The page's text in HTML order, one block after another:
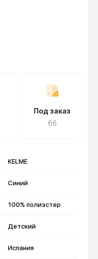
Под заказ
66
KELME
Синий
100% полиэстер
Детский
Испания